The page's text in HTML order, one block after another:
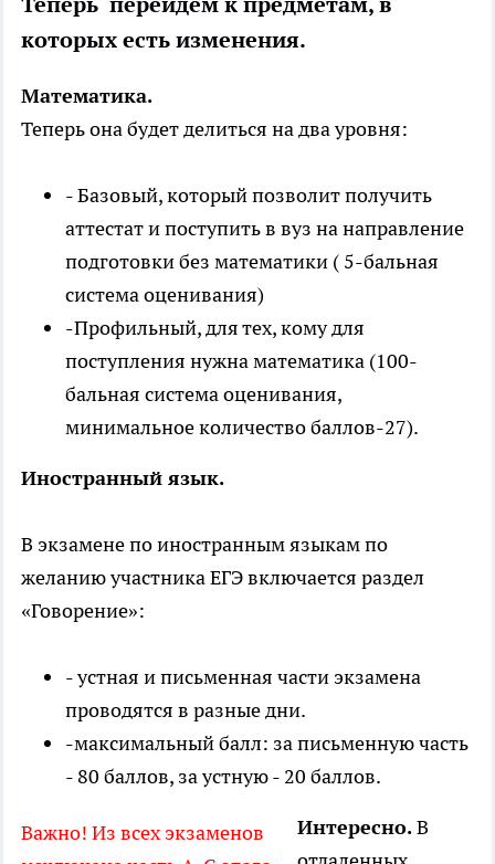
которых есть изменения.
Математика.
Теперь она будет делиться на два уровня:
- Базовый, который позволит получить
аттестат и поступить в вуз на направление
подготовки без математики ( 5-бальная
система оценивания)
-Профильный, для тех, кому для
поступления нужна математика (100-
бальная система оценивания,
минимальное количество баллов-27).
Иностранный язык.
В экзамене по иностранным языкам по
желанию участника ЕГЭ включается раздел
«Говорение»:
- устная и письменная части экзамена
проводятся в разные дни.
-максимальный балл: за письменную часть
- 80 баллов, за устную - 20 баллов.
Важно! Из всех экзаменов
Интересно.В